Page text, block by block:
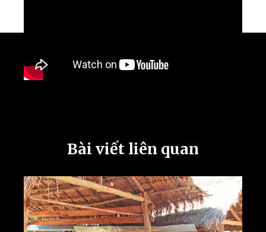
Bài viết liên quan